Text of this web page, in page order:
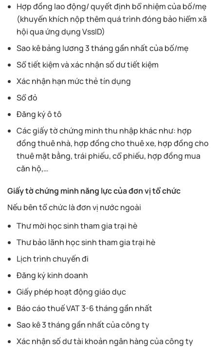
Hợp đồng lao động/ quyết định bổ nhiệm của bố/mẹ
(khuyến khích nộp thêm quá trình đóng bảo hiểm xã
hội qua ứng dụng VssID)
Sao kê bảng lương 3 tháng gần nhất của bố/mẹ
Sổ tiết kiệm và xác nhận số dư tiết kiệm
Xác nhận hạn mức thẻ tín dụng
Sổ đỏ
Đăng ký ô tô
Các giấy tờ chứng minh thu nhập khác như: hợp
đồng thuê nhà, hợp đồng cho thuê xe, hợp đồng cho
thuê mặt bằng, trái phiếu, cổ phiếu, hợp đồng mua
căn hộ,…
Giấy tờ chứng minh năng lực của đơn vị tổ chức
Nếu bên tổ chức là đơn vị nước ngoài
Thư mời học sinh tham gia trại hè
Thư bảo lãnh học sinh tham gia trại hè
Lịch trình chuyến đi
Đăng ký kinh doanh
Giấy phép hoạt động giáo dục
Báo cáo thuế VAT 3-6 tháng gần nhất
Sao kê 3 tháng gần nhất của công ty
Xác nhận số dư tài khoản ngân hàng của công ty